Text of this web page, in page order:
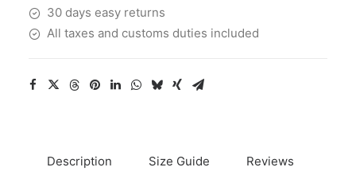
30 days easy returns
All taxes and customs duties included
Description Size Guide Reviews